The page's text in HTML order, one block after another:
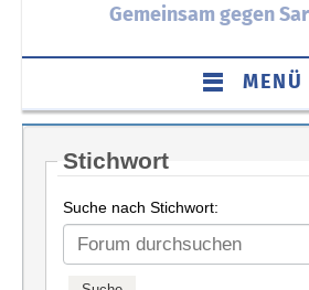
Gemeinsam gegen
MENÜ
Stichwort
Suche nach Stichwort: